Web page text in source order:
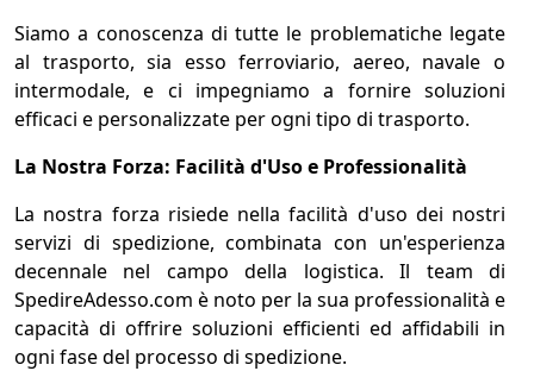
Siamo a conoscenza di tutte le problematiche legate
al trasporto, sia esso ferroviario, aereo, navale o
intermodale, e ci impegniamo a fornire soluzioni
efficaci e personalizzate per ogni tipo di trasporto.
La Nostra Forza: Facilità d'Uso e Professionalità
La nostra forza risiede nella facilità d'uso dei nostri
servizi di spedizione, combinata con un'esperienza
decennale nel campo della logistica. Il team di
SpedireAdesso.com è noto per la sua professionalità e
capacità di offrire soluzioni efficienti ed affidabili in
ogni fase del processo di spedizione.